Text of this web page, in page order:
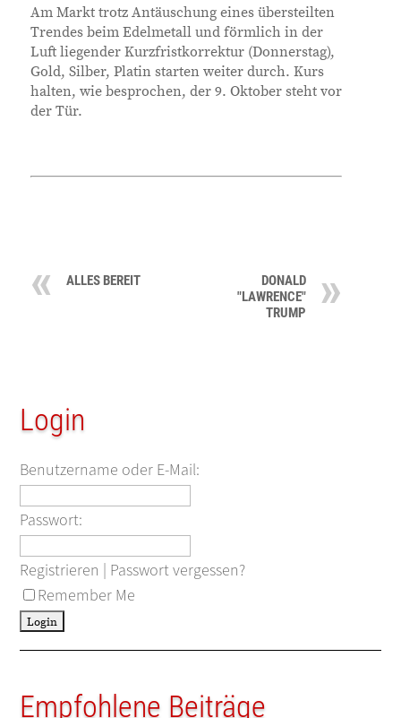
Am Markt trotz Antäuschung eines übersteilten
Trendes beim Edelmetall und förmlich in der
Luft liegender Kurzfristkorrektur (Donnerstag),
Gold, Silber, Platin starten weiter durch. Kurs
halten, wie besprochen, der 9. Oktober steht vor
der Tür.
ALLES BEREIT
DONALD
"LAWRENCE"
TRUMP
Login
Benutzername oder E-Mail:
Passwort:
Registrieren | Passwort vergessen?
Remember Me
Empfohlene Beiträge